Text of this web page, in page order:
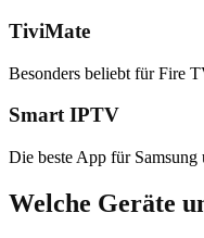
TiviMate
Besonders beliebt für Fire
Smart IPTV
Die beste App für
Welche Geräte